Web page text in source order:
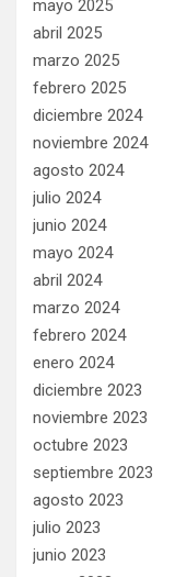
mayo 2025
abril 2025
marzo 2025
febrero 2025
diciembre 2024
noviembre 2024
agosto 2024
julio 2024
junio 2024
mayo 2024
abril 2024
marzo 2024
febrero 2024
enero 2024
diciembre 2023
noviembre 2023
octubre 2023
septiembre 2023
agosto 2023
julio 2023
junio 2023